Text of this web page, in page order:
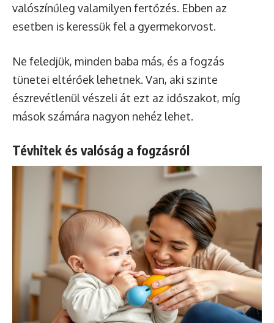
valószínűleg valamilyen fertőzés. Ebben az
esetben is keressük fel a gyermekorvost.
Ne feledjük, minden baba más, és a fogzás
tünetei eltérőek lehetnek. Van, aki szinte
észrevétlenül vészeli át ezt az időszakot, míg
mások számára nagyon nehéz lehet.
Tévhitek és valóság a fogzásról